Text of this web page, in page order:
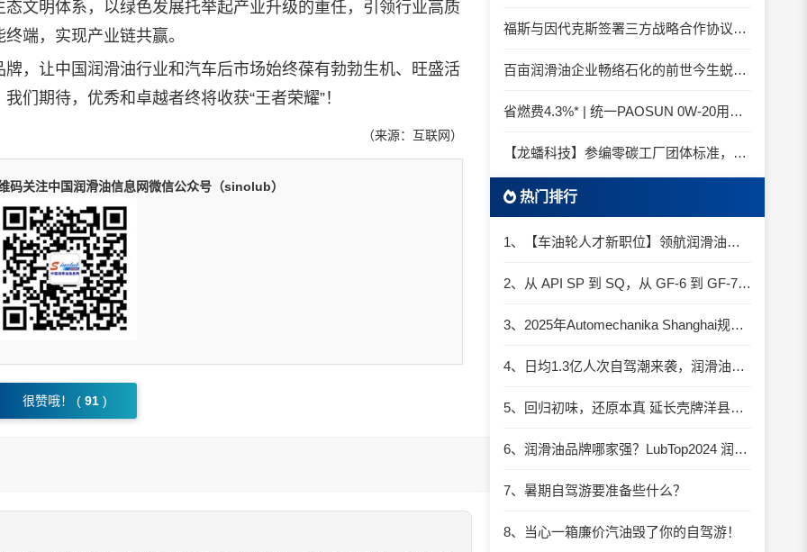
文明体系，以绿色发展托举起产业升级的重任，引领行业高质
端，实现产业链共赢。
，让中国 润滑油行业和汽车后市场始终葆有勃勃生机、旺盛活
们期待，优秀和卓越者终将收获“王者荣耀”！
（来源：互联网）
码关注中国润滑油信息网微信公众号（sinolub）
很赞哦！ ( 91 )
福斯与因代克斯签署三方战略合作协议，覆盖全系列机床
百亩润滑油企业畅络石化的前世今生蜕变之路
省燃费4.3%* | 统一PAOSUN 0W-20用认证和标准说话
【龙蟠科技】参编零碳工厂团体标准，龙蟠科技以绿色智造锚定零碳未来
热门排行
1、【车油轮人才新职位】领航润滑油优质职位招聘
2、从 API SP 到 SQ，从 GF-6 到 GF-7：润滑油技术壁垒再升高，你准备好了吗？
3、2025年Automechanika Shanghai规模再度扩大：首次启用国家会展中心（上海）全部15个展馆
4、日均1.3亿人次自驾潮来袭，润滑油行业解锁增长新密码​
5、回归初味，还原本真 延长壳牌洋县踏春自驾游
6、润滑油品牌哪家强？LubTop2024 润滑油总评榜荣耀张榜
7、暑期自驾游要准备些什么？
8、当心一箱廉价汽油毁了你的自驾游！